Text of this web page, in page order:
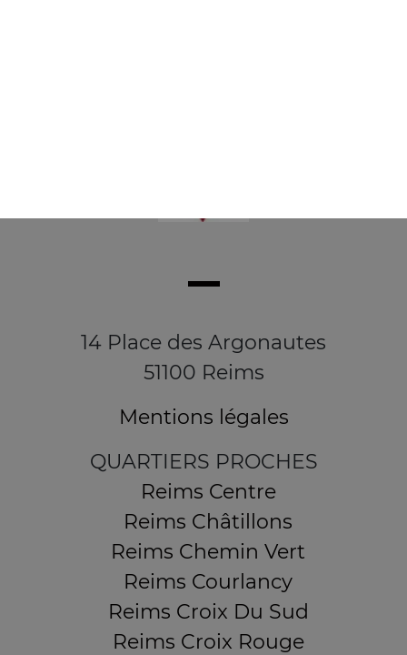
14 Place des Argonautes
51100 Reims
Mentions légales
QUARTIERS PROCHES
Reims Centre
Reims Châtillons
Reims Chemin Vert
Reims Courlancy
Reims Croix Du Sud
Reims Croix Rouge